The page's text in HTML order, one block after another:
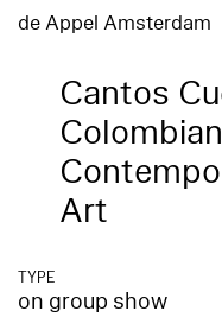
de Appel Amsterdam
Cantos
Art
TYPE
on group show